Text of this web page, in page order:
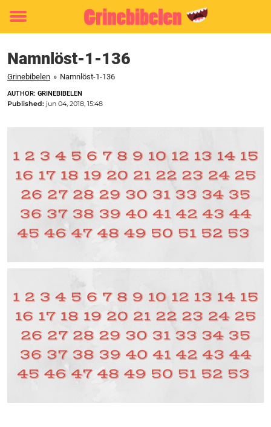
Toggle
Namnlöst-1-136
Grinebibelen » Namnlöst-1-136
AUTHOR: GRINEBIBELEN
Published: jun 04, 2018, 15:48